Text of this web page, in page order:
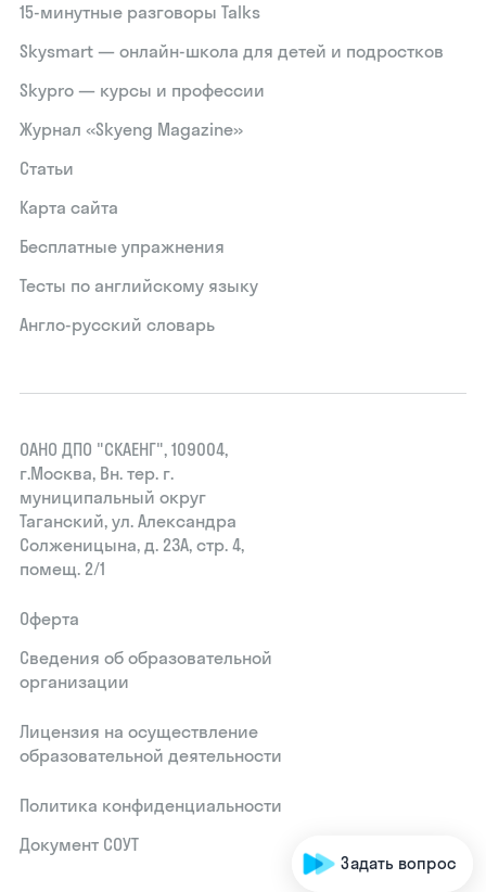
15‑минутные разговоры Talks
Skysmart — онлайн-школа для детей и подростков
Skypro — курсы и профессии
Журнал «Skyeng Magazine»
Статьи
Карта сайта
Бесплатные упражнения
Тесты по английскому языку
Англо-русский словарь
ОАНО ДПО "СКАЕНГ", 109004,
г.Москва, Вн. тер. г.
муниципальный округ
Таганский, ул. Александра
Солженицына, д. 23А, стр. 4,
помещ. 2/1
Оферта
Сведения об образовательной
организации
Лицензия на осуществление
образовательной деятельности
Политика конфиденциальности
Документ СОУТ
Задать вопрос